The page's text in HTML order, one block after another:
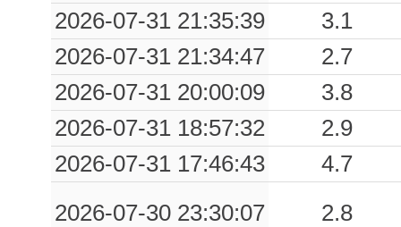
0.05 CNF 77
0.03 CSNA 70
2026-07-31 21:35:39
3.1
2026-07-31 21:34:47
2.7
2026-07-31 20:00:09
3.8
2026-07-31 18:57:32
2.9
2026-07-31 17:46:43
4.7
2026-07-30 23:30:07
2.8